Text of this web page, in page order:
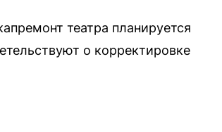
театра планируется
о корректировке